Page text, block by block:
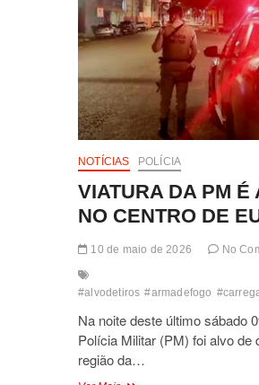
NOTÍCIAS POLÍCIA
VIATURA DA PM É
NO CENTRO DE
10 de maio de 2026 No
#alvodetiros #armadefogo
Na noite deste último sábado
Polícia Militar (PM) foi alvo de
região da…